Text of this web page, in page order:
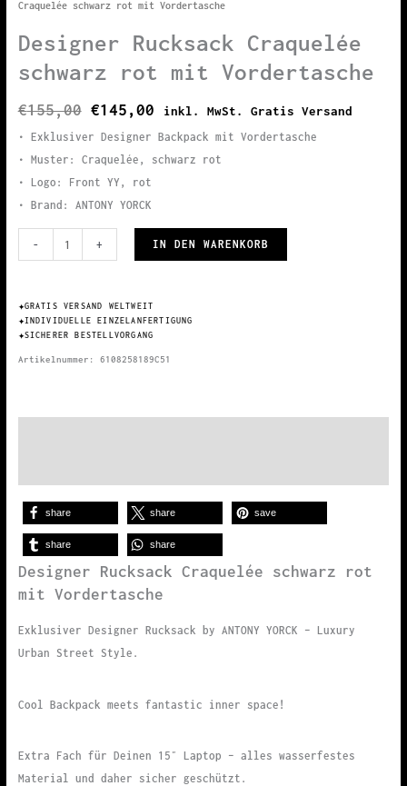
Craquelée schwarz rot mit Vordertasche
Designer Rucksack Craquelée
schwarz rot mit Vordertasche
€155,00 Ursprünglicher
Preis
war:
€155,00
€145,00Aktueller
Preis
ist:
inkl. MwSt. Gratis Versand
• Exklusiver Designer Backpack mit Vordertasche
• Muster: Craquelée, schwarz rot
• Logo: Front YY, rot
• Brand: ANTONY YORCK
-
Designer
Rucksack
schwarz
rot
+ IN DEN WARENKORB
✦GRATIS VERSAND WELTWEIT
✦INDIVIDUELLE EINZELANFERTIGUNG
✦SICHERER BESTELLVORGANG
Artikelnummer: 6108258189C51
share share save
share share
Designer Rucksack Craquelée schwarz rot
mit Vordertasche
Exklusiver Designer Rucksack by ANTONY YORCK – Luxury
Urban Street Style.
Cool Backpack meets fantastic inner space!
Extra Fach für Deinen 15″ Laptop – alles wasserfestes
Material und daher sicher geschützt.